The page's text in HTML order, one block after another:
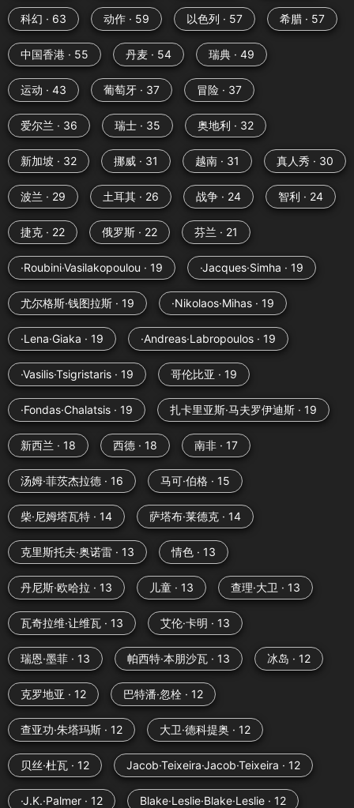
科幻 · 63 动作 · 59 以色列 · 57 希腊 · 57
中国香港 · 55 丹麦 · 54 瑞典 · 49
运动 · 43 葡萄牙 · 37 冒险 · 37
爱尔兰 · 36 瑞士 · 35 奥地利 · 32
新加坡 · 32 挪威 · 31 越南 · 31 真人秀 · 30
波兰 · 29 土耳其 · 26 战争 · 24 智利 · 24
捷克 · 22 俄罗斯 · 22 芬兰 · 21
·Roubini·Vasilakopoulou · 19 ·Jacques·Simha · 19
尤尔格斯·钱图拉斯 · 19 ·Nikolaos·Mihas · 19
·Lena·Giaka · 19 ·Andreas·Labropoulos · 19
·Vasilis·Tsigristaris · 19 哥伦比亚 · 19
·Fondas·Chalatsis · 19 扎卡里亚斯·马夫罗伊迪斯 · 19
新西兰 · 18 西德 · 18 南非 · 17
汤姆·菲茨杰拉德 · 16 马可·伯格 · 15
柴·尼姆塔瓦特 · 14 萨塔布·莱德克 · 14
克里斯托夫·奥诺雷 · 13 情色 · 13
丹尼斯·欧哈拉 · 13 儿童 · 13 查理·大卫 · 13
瓦奇拉维·让维瓦 · 13 艾伦·卡明 · 13
瑞恩·墨菲 · 13 帕西特·本朋沙瓦 · 13 冰岛 · 12
克罗地亚 · 12 巴特潘·忽栓 · 12
查亚功·朱塔玛斯 · 12 大卫·德科提奥 · 12
贝丝·杜瓦 · 12 Jacob·Teixeira·Jacob·Teixeira · 12
·J.K.·Palmer · 12 Blake·Leslie·Blake·Leslie · 12